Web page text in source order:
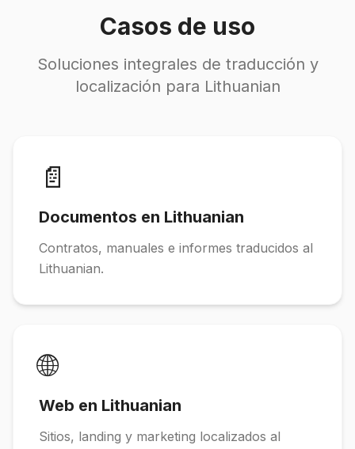
Casos de uso
Soluciones integrales de traducción y
localización para Lithuanian
📄
Documentos en Lithuanian
Contratos, manuales e informes traducidos al
Lithuanian.
🌐
Web en Lithuanian
Sitios, landing y marketing localizados al